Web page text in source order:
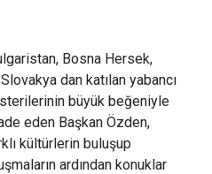
Bosna Hersek,
dan katılan yabancı
büyük beğeniyle
eden Başkan Özden,
kültürlerin buluşup
ardından konuklar